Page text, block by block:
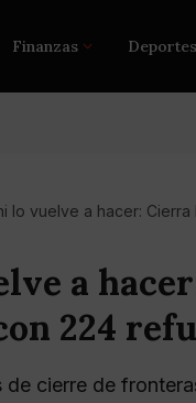
Finanzas Deportes
lo vuelve a hacer:
a
224
cierre de